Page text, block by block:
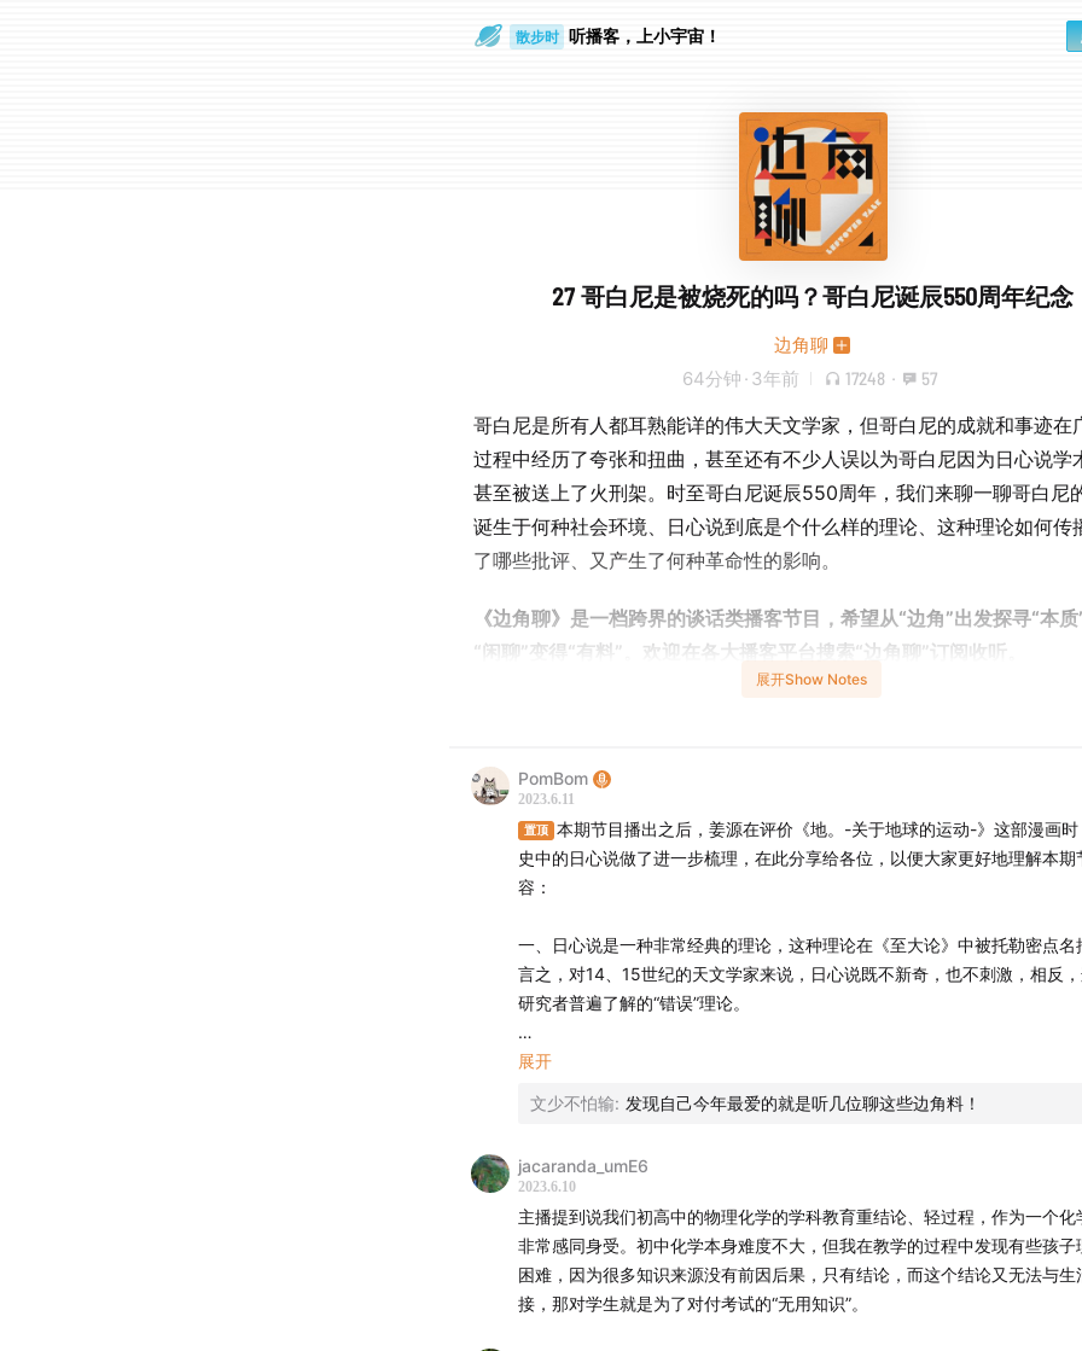
散步时 听播客，上小宇宙！
27 哥白尼是被烧死的吗？哥白尼诞辰550周年纪念
边角聊
64分钟 · 3年前 17248 · 57
哥白尼是所有人都耳熟能详的伟大天文学家，但哥白尼的成就和事迹在
过程中经历了夸张和扭曲，甚至还有不少人误以为哥白尼因为日心说学
甚至被送上了火刑架。时至哥白尼诞辰550周年，我们来聊一聊哥白尼
诞生于何种社会环境、日心说到底是个什么样的理论、这种理论如何传
了哪些批评、又产生了何种革命性的影响。
《边角聊》是一档跨界的谈话类播客节目，希望从“边角”出发探寻“本
“闲聊”变得“有料”。欢迎在各大播客平台搜索“边角聊”订阅收听。
姜源 aka 小P（知乎：姜源）
-时间轴-
《关于地球的运动》，一部优秀的科学史题材漫画，还是强化刻板
最新力作？
地心说和日心说是愚昧与科学之间的史诗对决吗？
日心说不是已经被托勒密证否了吗？
地心说，一种被天主教士复活的异教徒玩意；
亚里士多德和托勒密的地心说是冲突的；
哥白尼的日心说是革新还是复古？
哥白尼：“只要用34个圆，我就能解释宇宙和行星的舞蹈”；
35:00占星术，近代天文学的另一重面目；
日心说颠覆了人在宇宙中的地位
开普勒：“我嗅着味儿就知道《天体运行论》序言是内鬼写的。”
赞美太阳，文艺复兴的新风尚
流传入中国的《天体运行论》
展开Show Notes
PomBom
2023.6.11
置顶
本期节目播出之后，姜源在评价《地。-关于地球的运动-》这部漫画
史中的日心说做了进一步梳理，在此分享给各位，以便大家更好地理解本期
容：
一、日心说是一种非常经典的理论，这种理论在《至大论》中被托勒密点名
言之，对14、15世纪的天文学家来说，日心说既不新奇，也不刺激，相反
研究者普遍了解的“错误”理论。
二、托勒密对日心说的核心反驳是，如果大地在自传且围绕太阳高速旋转，
条反驳并不来自宇宙和天文学，而是来自于运动和物理学。尽管我们现代人
论。因此在真实历史上，日心说和惯性理论是同步被发展的，没有惯性理论
理论作为支持，日心说只是一种脱离“真实物理世界”的数学虚构。
三、哥白尼提出日心说的最根本的理论动机是去除托勒密的“偏心加速点”理
动机来自于哥白尼对柏拉图理论的“审美式”推崇。对柏拉图的推崇本身是15
展开
文少不怕输: 发现自己今年最爱的就是听几位聊这些边角料！
jacaranda_umE6
2023.6.10
主播提到说我们初高中的物理化学的学科教育重结论、轻过程，作为一个化
非常感同身受。初中化学本身难度不大，但我在教学的过程中发现有些孩子
困难，因为很多知识来源没有前因后果，只有结论，而这个结论又无法与生
接，那对学生就是为了对付考试的“无用知识”。